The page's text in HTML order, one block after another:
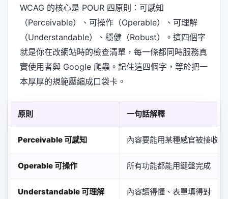
WCAG 的核心是 POUR 四原則：可感知
（Perceivable）、可操作（Operable）、可理解
（Understandable）、穩健（Robust）。這四個字
就是你在改網站時的檢查清單，每一條都同時服務真
實使用者與 Google 爬蟲。記住這四個字，等於把一
本厚厚的規範壓縮成口袋卡。
原則 一句話解釋
Perceivable 可感知 內容要能用某種感官被接收
Operable 可操作 所有功能都能用鍵盤完成
Understandable 可理解 內容讀得懂、表單填得對